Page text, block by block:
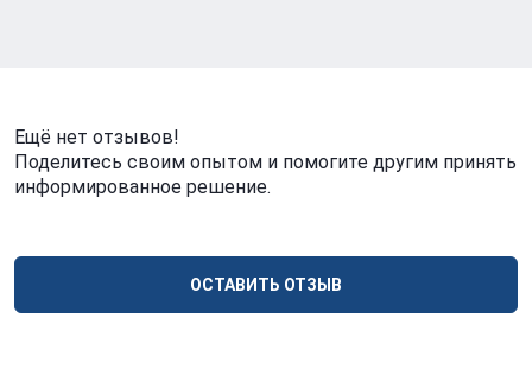
Ещё нет отзывов!
Поделитесь своим опытом и помогите другим принять
информированное решение.
ОСТАВИТЬ ОТЗЫВ